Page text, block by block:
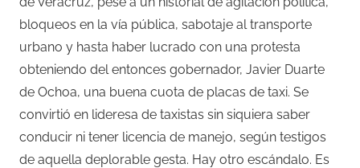
bloqueos en la vía pública, sabotaje al transporte
urbano y hasta haber lucrado con una protesta
obteniendo del entonces gobernador, Javier Duarte
de Ochoa, una buena cuota de placas de taxi. Se
convirtió en lideresa de taxistas sin siquiera saber
conducir ni tener licencia de manejo, según testigos
de aquella deplorable gesta. Hay otro escándalo. Es